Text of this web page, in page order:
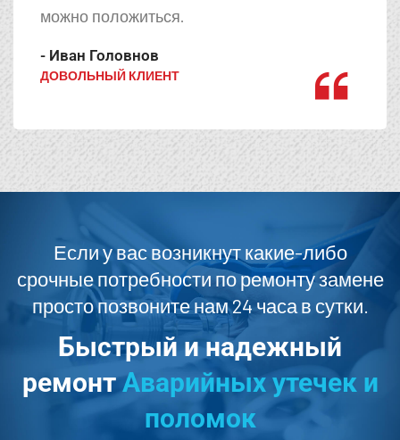
можно положиться.
- Иван Головнов
ДОВОЛЬНЫЙ КЛИЕНТ
Если у вас возникнут какие-либо
срочные потребности по ремонту замене
просто позвоните нам 24 часа в сутки.
Быстрый и надежный
ремонтАварийных утечек и
поломок